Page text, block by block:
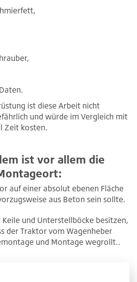
ist diese Arbeit nicht
und würde im Vergleich mit
Zeit kosten.
ist vor allem die
auf einer absolut ebenen Fläche
aus Beton sein sollte.
und Unterstellböcke besitzen,
der Traktor vom Wagenheber
und Montage wegrollt..